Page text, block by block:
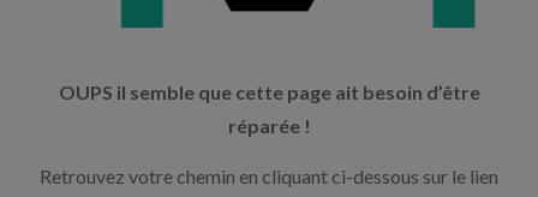
OUPS il semble que cette page ait besoin d’être
réparée !
Retrouvez votre chemin en cliquant ci-dessous sur le lien